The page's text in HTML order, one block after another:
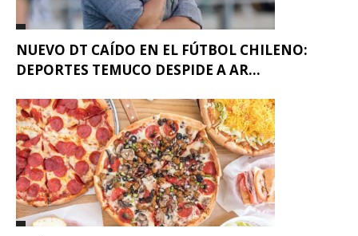
NUEVO DT CAÍDO EN EL FÚTBOL CHILENO:
DEPORTES TEMUCO DESPIDE A AR...